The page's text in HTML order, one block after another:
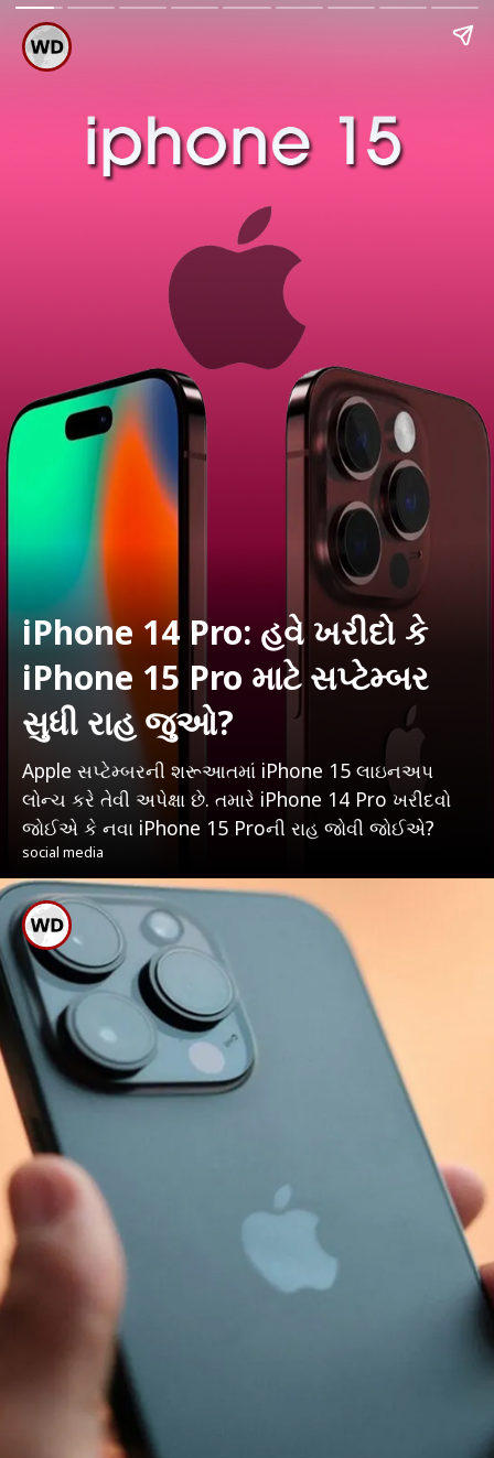
iPhone 14 Pro: હવે ખરીદો કે
iPhone 15 Pro માટે સપ્ટેમ્બર
સુધી રાહ જુઓ?
Apple સપ્ટેમ્બરની શરૂઆતમાં iPhone 15 લાઇનઅપ
લોન્ચ કરે તેવી અપેક્ષા છે. તમારે iPhone 14 Pro ખરીદવો
જોઈએ કે નવા iPhone 15 Proની રાહ જોવી જોઈએ?
social media